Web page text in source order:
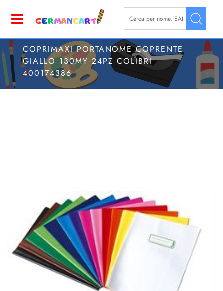
La modifica di un filtro
COPRIMAXI PORTANOME COPRENTE
GIALLO 130MY 24PZ COLIBRI
400174386